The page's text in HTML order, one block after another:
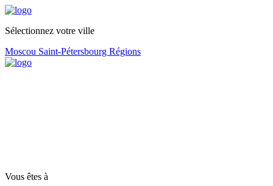
Sélectionnez votre ville
Moscou Saint-Pétersbourg Régions
Vous êtes à